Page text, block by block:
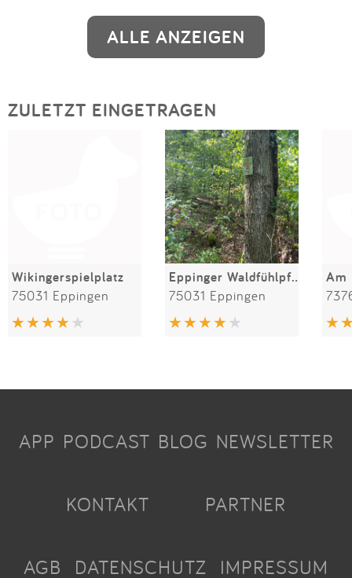
ALLE ANZEIGEN
ZULETZT EINGETRAGEN
Wikingerspielplatz
75031 Eppingen
Eppinger Waldfühlpfad
75031 Eppingen
Am
APP PODCAST BLOG NEWSLETTER
KONTAKT PARTNER
AGB DATENSCHUTZ IMPRESSUM